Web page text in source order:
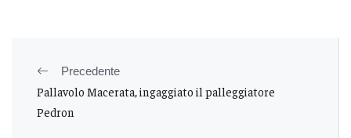
Precedente
Pallavolo Macerata, ingaggiato il palleggiatore
Pedron